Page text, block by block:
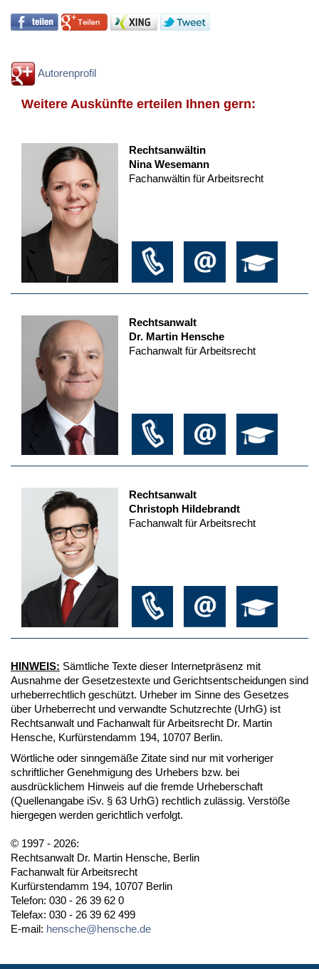
Autorenprofil
Weitere Auskünfte erteilen Ihnen gern:
Rechtsanwältin
Nina Wesemann
Fachanwältin für Arbeitsrecht
Rechtsanwalt
Dr. Martin Hensche
Fachanwalt für Arbeitsrecht
Rechtsanwalt
Christoph Hildebrandt
Fachanwalt für Arbeitsrecht
HINWEIS: Sämtliche Texte dieser Internetpräsenz mit
Ausnahme der Gesetzestexte und Gerichtsentscheidungen sind
urheberrechtlich geschützt. Urheber im Sinne des Gesetzes
über Urheberrecht und verwandte Schutzrechte (UrhG) ist
Rechtsanwalt und Fachanwalt für Arbeitsrecht Dr. Martin
Hensche, Kurfürstendamm 194, 10707 Berlin.
Wörtliche oder sinngemäße Zitate sind nur mit vorheriger
schriftlicher Genehmigung des Urhebers bzw. bei
ausdrücklichem Hinweis auf die fremde Urheberschaft
(Quellenangabe iSv. § 63 UrhG) rechtlich zulässig. Verstöße
hiergegen werden gerichtlich verfolgt.
© 1997 - 2026:
Rechtsanwalt Dr. Martin Hensche, Berlin
Fachanwalt für Arbeitsrecht
Kurfürstendamm 194, 10707 Berlin
Telefon: 030 - 26 39 62 0
Telefax: 030 - 26 39 62 499
E-mail: hensche@hensche.de